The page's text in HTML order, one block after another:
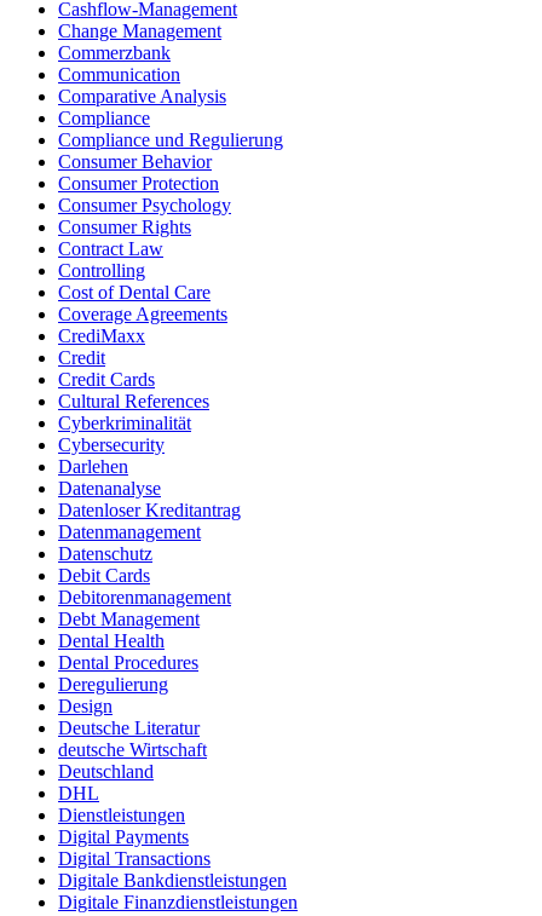
Cashflow-Management
Change Management
Commerzbank
Communication
Comparative Analysis
Compliance
Compliance und Regulierung
Consumer Behavior
Consumer Protection
Consumer Psychology
Consumer Rights
Contract Law
Controlling
Cost of Dental Care
Coverage Agreements
CrediMaxx
Credit
Credit Cards
Cultural References
Cyberkriminalität
Cybersecurity
Darlehen
Datenanalyse
Datenloser Kreditantrag
Datenmanagement
Datenschutz
Debit Cards
Debitorenmanagement
Debt Management
Dental Health
Dental Procedures
Deregulierung
Design
Deutsche Literatur
deutsche Wirtschaft
Deutschland
DHL
Dienstleistungen
Digital Payments
Digital Transactions
Digitale Bankdienstleistungen
Digitale Finanzdienstleistungen